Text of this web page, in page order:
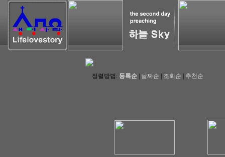
정렬방법: 등록순 날짜순 조회순 추천순